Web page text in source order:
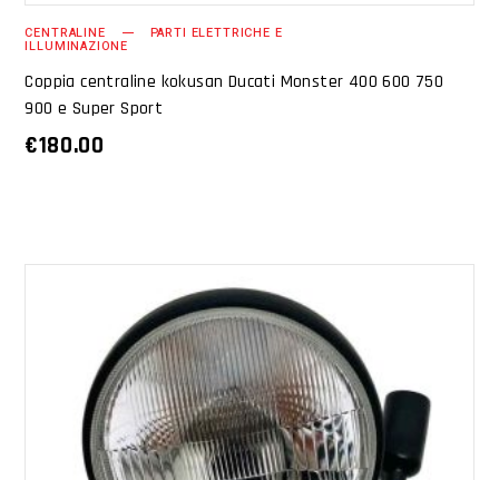
CENTRALINE PARTI ELETTRICHE E
ILLUMINAZIONE
Coppia centraline kokusan Ducati Monster 400 600 750
900 e Super Sport
€180.00
AGGIUNGI AL CARRELLO